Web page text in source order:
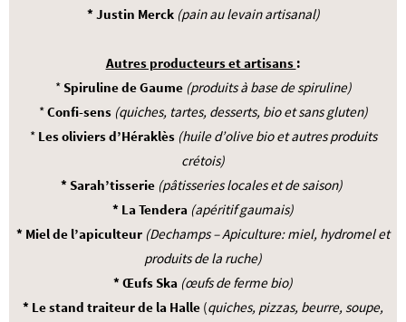
* Justin Merck (pain au levain artisanal)
Autres producteurs et artisans :
*Spiruline de Gaume (produits à base de spiruline)
*Confi-sens (quiches, tartes, desserts, bio et sans gluten)
* Les oliviers d’Héraklès (huile d’olive bio et autres produits
crétois)
* Sarah’tisserie (pâtisseries locales et de saison)
* La Tendera (apéritif gaumais)
* Miel de l’apiculteur (Dechamps – Apiculture: miel, hydromel et
produits de la ruche)
* Œufs Ska (œufs de ferme bio)
* Le stand traiteur de la Halle (quiches, pizzas, beurre, soupe,